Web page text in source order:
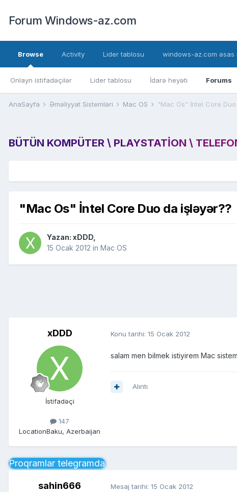
Forum Windows-az.com
Browse
Onlayn istifadəçilər Lider tablosu İdarə heyəti Forums
Activity Lider tablosu windows-az.com əsas
AnaSayfa Əməliyyat Sistemləri Mac OS "Mac Os" İntel Core
BÜTÜN KOMPÜTER \ PLAYSTATION \
"Mac Os" İntel Core Duo da işləyər??
Yazan: xDDD
15 Ocak 2012 in Mac OS
xDDD
İstifadəçi
147
LocationBaku, Azerbaijan
Konu tarihi: 15 Ocak 2012
salam men bilmek istiyirem Mac
Alıntı
Proqramlar telegramda
sahin666 Mesaj tarihi: 15 Ocak 2012